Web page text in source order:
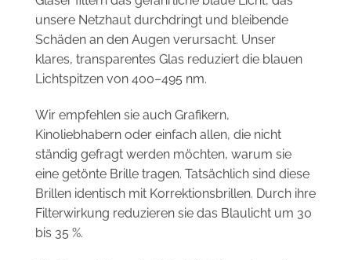
unsere Netzhaut durchdringt und bleibende
Schäden an den Augen verursacht. Unser
klares, transparentes Glas reduziert die blauen
Lichtspitzen von 400–495 nm.
Kinoliebhabern oder einfach allen, die nicht
ständig gefragt werden möchten, warum sie
eine getönte Brille tragen. Tatsächlich sind diese
Brillen identisch mit Korrektionsbrillen. Durch ihre
Filterwirkung reduzieren sie das Blaulicht um 30
bis 35 %.